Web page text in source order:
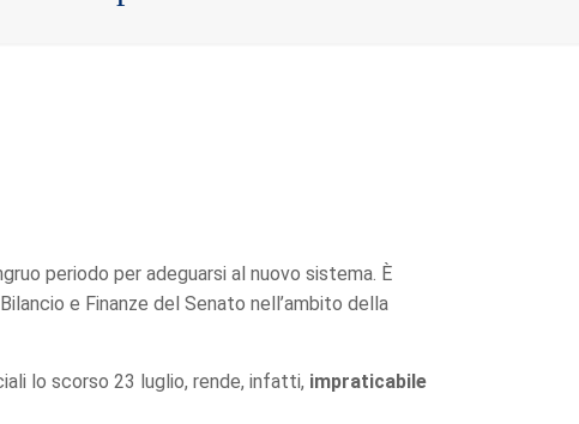
periodo per adeguarsi al nuovo sistema. È
e Finanze del Senato nell’ambito della
lo scorso 23 luglio, rende, infatti, impraticabile